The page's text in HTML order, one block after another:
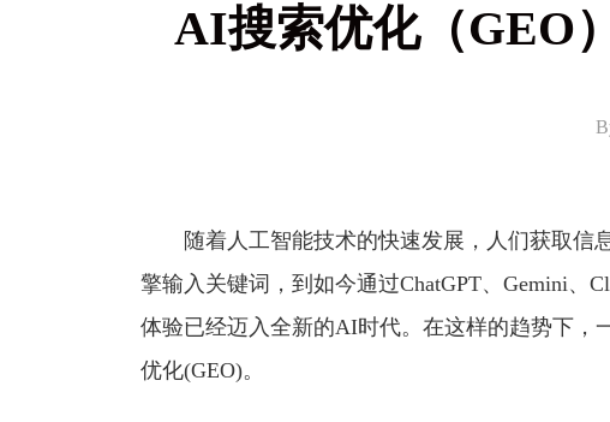
AI搜索优化（GEO
随着人工智能技术的快速发展，人们获取信息
擎输入关键词，到如今通过ChatGPT、Gemini、
体验已经迈入全新的AI时代。在这样的趋势下
优化(GEO)。